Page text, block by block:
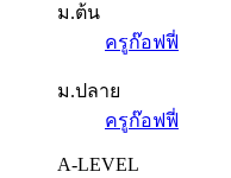
ม.ต้น
ครูก๊อฟฟี่
ม.ปลาย
ครูก๊อฟฟี่
A-LEVEL